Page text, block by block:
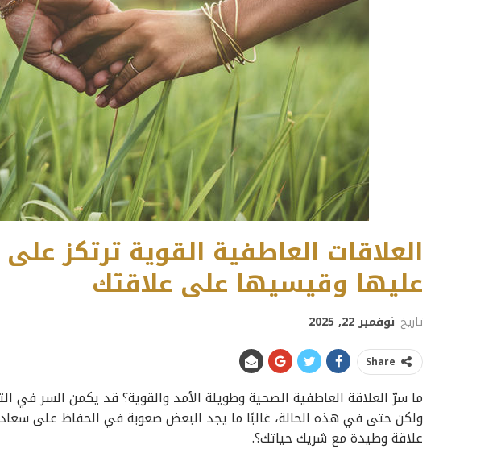
عليها وقيسيها على علاقتك
تاريخ نوفمبر 22, 2025
Share
ما سرّ العلاقة العاطفية الصحية وطويلة الأمد والقوية؟ قد يكمن السر في
ولكن حتى في هذه الحالة، غالبًا ما يجد البعض صعوبة في الحفاظ على
علاقة وطيدة مع شريك حياتك؟.